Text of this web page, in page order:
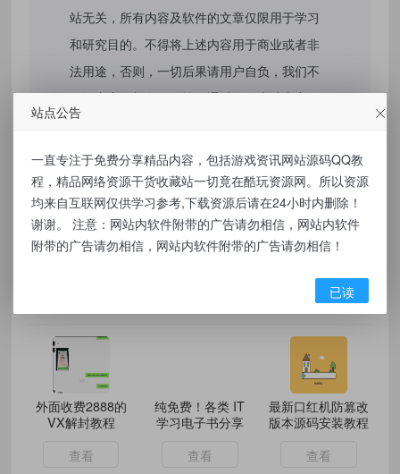
站无关，所有内容及软件的文章仅限用于学习
和研究目的。不得将上述内容用于商业或者非
法用途，否则，一切后果请用户自负，我们不
保证内容的长久可用性，通过使用本站内容随
之而来的风险与本站无关，您必须在下载后的
24个小时之内，从您的电脑/手机中彻底删除上
述内容。如果您喜欢该程序，请支持正版软
件，购买注册，得到更好的正版服务。侵删请
致信E-mail： kuwanw@qq.com
外面收费2888的
VX解封教程
查看
纯免费！各类 IT
学习电子书分享
查看
最新口红机防篡改
版本源码安装教程
查看
站点公告
一直专注于免费分享精品内容，包括游戏资讯网站源码QQ教
程，精品网络资源干货收藏站一切竟在酷玩资源网。所以资源
均来自互联网仅供学习参考,下载资源后请在24小时内删除！
谢谢。 注意：网站内软件附带的广告请勿相信，网站内软件
附带的广告请勿相信，网站内软件附带的广告请勿相信！
已读